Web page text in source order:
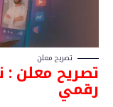
تصريح معلن
تصريح معلن :
رقمي